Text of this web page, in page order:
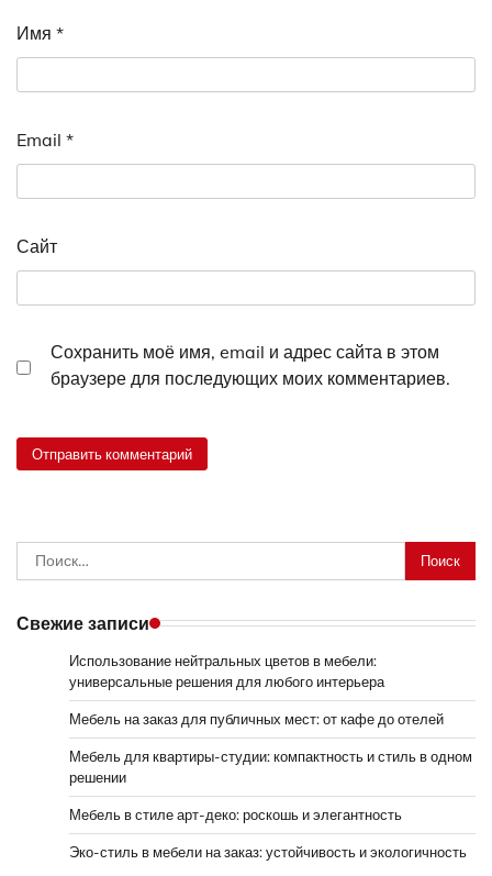
Имя *
Email *
Сайт
Сохранить моё имя, email и адрес сайта в этом
браузере для последующих моих комментариев.
Найти:
Свежие записи
Использование нейтральных цветов в мебели:
универсальные решения для любого интерьера
Мебель на заказ для публичных мест: от кафе до отелей
Мебель для квартиры-студии: компактность и стиль в одном
решении
Мебель в стиле арт-деко: роскошь и элегантность
Эко-стиль в мебели на заказ: устойчивость и экологичность